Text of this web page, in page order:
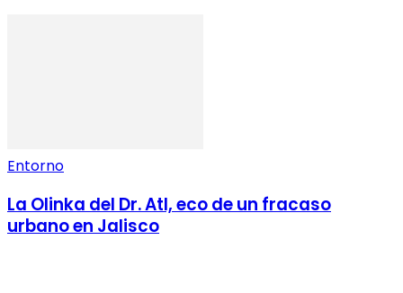
Entorno
La Olinka del Dr. Atl, eco de un fracaso
urbano en Jalisco